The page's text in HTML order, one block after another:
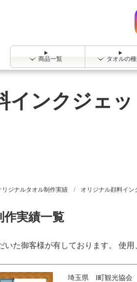
商品一覧 タオルの
インクジェ
リジナルタオル制作実績 オリジナル顔料イン
実績一覧
た御客様が有しております。 使用
埼玉県 I町観光協会